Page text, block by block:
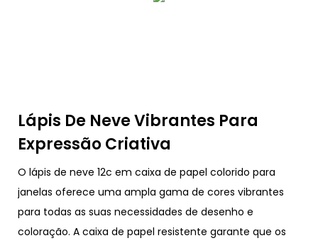
Lápis De Neve Vibrantes Para
Expressão Criativa
O lápis de neve 12c em caixa de papel colorido para
janelas oferece uma ampla gama de cores vibrantes
para todas as suas necessidades de desenho e
coloração. A caixa de papel resistente garante que os